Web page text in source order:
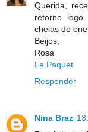
Querida,
retorne
cheias de
Beijos,
Rosa
Le Paquet
Responder
Nina Braz